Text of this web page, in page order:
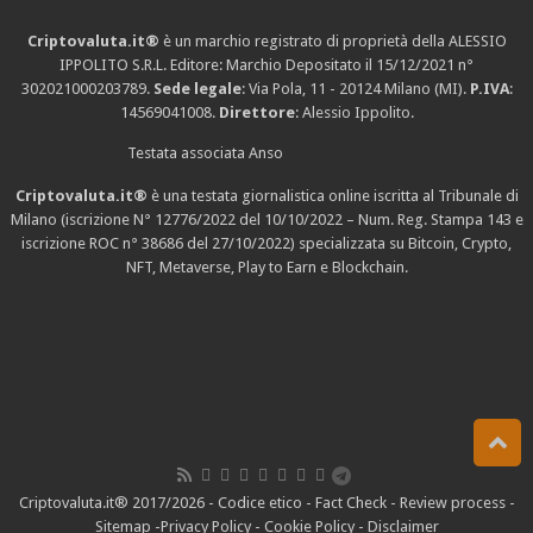
Criptovaluta.it® è un marchio registrato di proprietà della ALESSIO
IPPOLITO S.R.L. Editore: Marchio Depositato il 15/12/2021 n°
302021000203789. Sede legale: Via Pola, 11 - 20124 Milano (MI). P.IVA:
14569041008. Direttore: Alessio Ippolito.
Testata associata Anso
Criptovaluta.it® è una testata giornalistica online iscritta al Tribunale di
Milano (iscrizione N° 12776/2022 del 10/10/2022 – Num. Reg. Stampa 143 e
iscrizione ROC n° 38686 del 27/10/2022) specializzata su Bitcoin, Crypto,
NFT, Metaverse, Play to Earn e Blockchain.
Criptovaluta.it® 2017/2026 - Codice etico - Fact Check- Review process-
Sitemap -Privacy Policy- Cookie Policy- Disclaimer